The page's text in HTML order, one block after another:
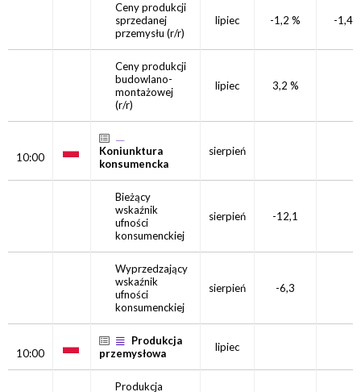
Ceny produkcji
sprzedanej
przemysłu (r/r)
lipiec -1,2 % -1,4
Ceny produkcji
budowlano-
montażowej
(r/r)
lipiec 3,2 %
10:00
Koniunktura
konsumencka
sierpień
Bieżący
wskaźnik
ufności
konsumenckiej
sierpień -12,1
Wyprzedzający
wskaźnik
ufności
konsumenckiej
sierpień -6,3
10:00
Produkcja
przemysłowa
lipiec
Produkcja